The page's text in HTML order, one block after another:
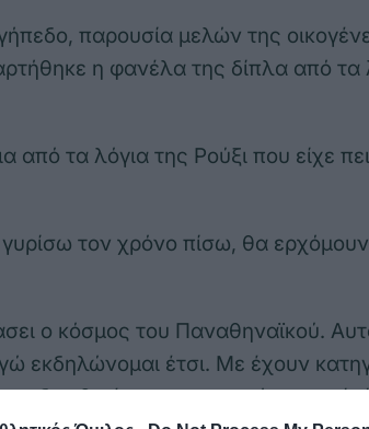
παρουσία μελών της
η φανέλα της δίπλα από
από τα λόγια της Ρούξι που είχε
τον χρόνο πίσω, θα ερχόμουν
ο κόσμος του Παναθηναϊκού.
εκδηλώνομαι έτσι. Με έχουν
δεν θα έπρεπε να το κάνω γιατί